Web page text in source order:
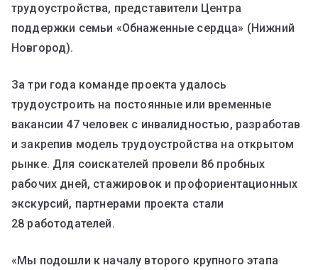
трудоустройства, представители Центра
поддержки семьи «Обнаженные сердца» (Нижний
Новгород).
За три года команде проекта удалось
трудоустроить на постоянные или временные
вакансии 47 человек с инвалидностью, разработав
и закрепив модель трудоустройства на открытом
рынке. Для соискателей провели 86 пробных
рабочих дней, стажировок и профориентационных
экскурсий, партнерами проекта стали
28 работодателей.
«Мы подошли к началу второго крупного этапа